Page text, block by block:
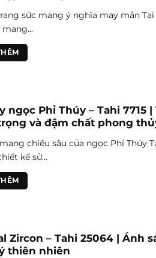
sức mang ý nghĩa may mắn
ngọc Phỉ Thúy – Tahi 7715
và đậm chất phong
chiều sâu của ngọc Phỉ Thúy
kế sử...
Zircon – Tahi 25064 | Ánh
thiên nhiên